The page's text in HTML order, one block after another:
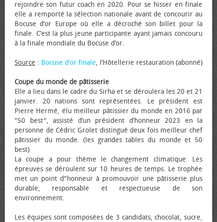
rejoindre son futur coach en 2020. Pour se hisser en finale
elle a remporté la sélection nationale avant de concourir au
Bocuse d’or Europe où elle a décroché son billet pour la
finale. C’est la plus jeune participante ayant jamais concouru
à la finale mondiale du Bocuse d’or.
Source : Bocuse d’or finale, l’Hôtellerie restauration (abonné)
Coupe du monde de pâtisserie
Elle a lieu dans le cadre du Sirha et se déroulera les 20 et 21
janvier. 20 nations sont représentées. Le président est
Pierre Hermé, élu meilleur pâtissier du monde en 2016 par
"50 best", assisté d’un président d’honneur 2023 en la
personne de Cédric Grolet distingué deux fois meilleur chef
pâtissier du monde. (les grandes tables du monde et 50
best)
La coupe a pour thème le changement climatique. Les
épreuves se déroulent sur 10 heures de temps. Le trophée
met un point d"honneur à promouvoir une pâtisserie plus
durable, responsable et respectueuse de son
environnement.
Les équipes sont composées de 3 candidats, chocolat, sucre,